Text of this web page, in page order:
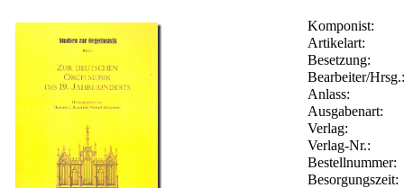
Komponist:
Artikelart:
Besetzung:
Bearbeiter/Hrsg.:
Anlass:
Ausgabenart:
Verlag:
Verlag-Nr.:
Bestellnummer:
Besorgungszeit: